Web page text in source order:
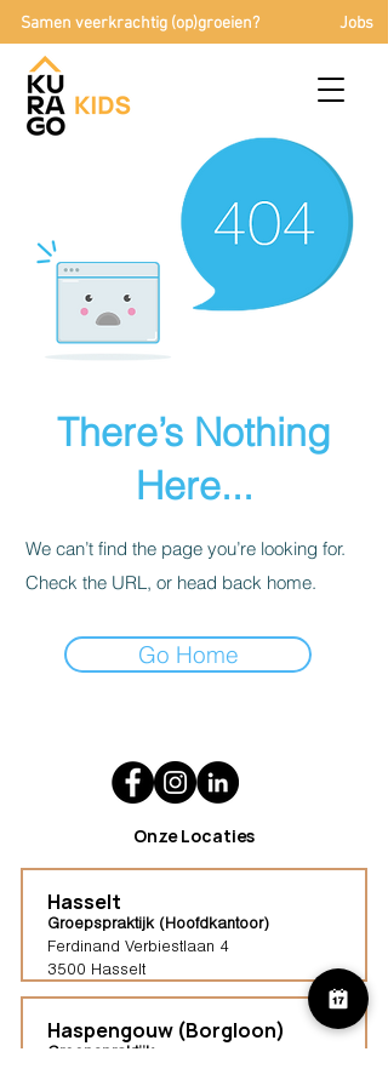
Samen veerkrachtig (op)groeien? Jobs
There’s Nothing
Here...
We can’t find the page you’re looking for.
Check the URL, or head back home.
Go Home
Onze Locaties
Hasselt
Groepspraktijk (Hoofdkantoor)
Ferdinand Verbiestlaan 4
3500 Hasselt
Haspengouw (Borgloon)